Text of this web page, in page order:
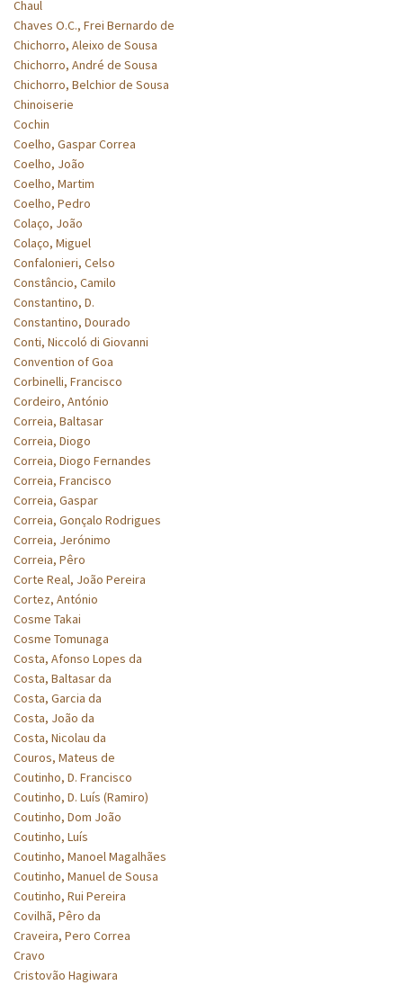
Chaul
Chaves O.C., Frei Bernardo de
Chichorro, Aleixo de Sousa
Chichorro, André de Sousa
Chichorro, Belchior de Sousa
Chinoiserie
Cochin
Coelho, Gaspar Correa
Coelho, João
Coelho, Martim
Coelho, Pedro
Colaço, João
Colaço, Miguel
Confalonieri, Celso
Constâncio, Camilo
Constantino, D.
Constantino, Dourado
Conti, Niccoló di Giovanni
Convention of Goa
Corbinelli, Francisco
Cordeiro, António
Correia, Baltasar
Correia, Diogo
Correia, Diogo Fernandes
Correia, Francisco
Correia, Gaspar
Correia, Gonçalo Rodrigues
Correia, Jerónimo
Correia, Pêro
Corte Real, João Pereira
Cortez, António
Cosme Takai
Cosme Tomunaga
Costa, Afonso Lopes da
Costa, Baltasar da
Costa, Garcia da
Costa, João da
Costa, Nicolau da
Couros, Mateus de
Coutinho, D. Francisco
Coutinho, D. Luís (Ramiro)
Coutinho, Dom João
Coutinho, Luís
Coutinho, Manoel Magalhães
Coutinho, Manuel de Sousa
Coutinho, Rui Pereira
Covilhã, Pêro da
Craveira, Pero Correa
Cravo
Cristovão Hagiwara